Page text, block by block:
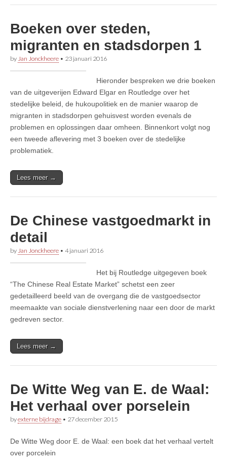
Boeken over steden,
migranten en stadsdorpen 1
by Jan Jonckheere • 23 januari 2016
Hieronder bespreken we drie boeken
van de uitgeverijen Edward Elgar en Routledge over het
stedelijke beleid, de hukoupolitiek en de manier waarop de
migranten in stadsdorpen gehuisvest worden evenals de
problemen en oplossingen daar omheen. Binnenkort volgt nog
een tweede aflevering met 3 boeken over de stedelijke
problematiek.
Lees meer →
De Chinese vastgoedmarkt in
detail
by Jan Jonckheere • 4 januari 2016
Het bij Routledge uitgegeven boek
“The Chinese Real Estate Market” schetst een zeer
gedetailleerd beeld van de overgang die de vastgoedsector
meemaakte van sociale dienstverlening naar een door de markt
gedreven sector.
Lees meer →
De Witte Weg van E. de Waal:
Het verhaal over porselein
byexterne bijdrage • 27 december 2015
De Witte Weg door E. de Waal: een boek dat het verhaal vertelt
over porcelein